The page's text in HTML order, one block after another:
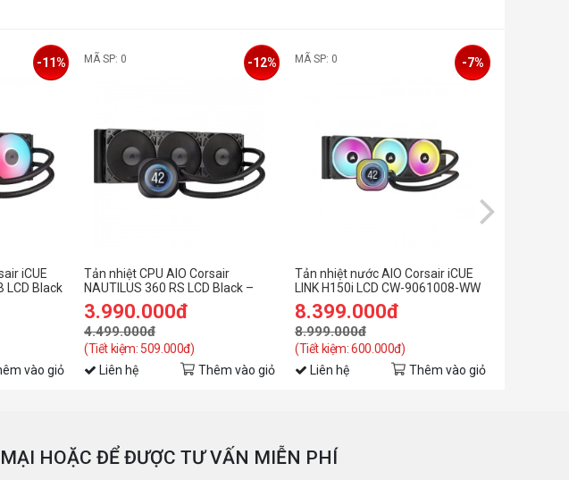
iCUE
LCD Black
-11%
vào giỏ
MÃ SP: 0
Tản nhiệt CPU AIO Corsair
NAUTILUS 360 RS LCD Black –
CW-9061033-WW
3.990.000đ
4.499.000đ
(Tiết kiệm: 509.000đ)
-12%
Liên hệ Thêm vào giỏ
MÃ SP: 0
Tản nhiệt nước AIO Corsair iCUE
LINK H150i LCD CW-9061008-WW
8.399.000đ
8.999.000đ
(Tiết kiệm: 600.000đ)
-7%
Liên hệ Thêm vào giỏ
HOẶC ĐỂ ĐƯỢC TƯ VẤN MIỄN PHÍ